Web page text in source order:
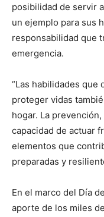
posibilidad de servir
un ejemplo para sus
responsabilidad que
emergencia.
“Las habilidades que
proteger vidas
hogar. La
capacidad de actuar
elementos que
preparadas y
En el marco del Día
aporte de los miles